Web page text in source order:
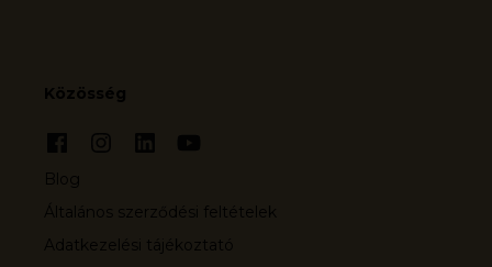
Közösség
Blog
Általános szerződési feltételek
Adatkezelési tájékoztató